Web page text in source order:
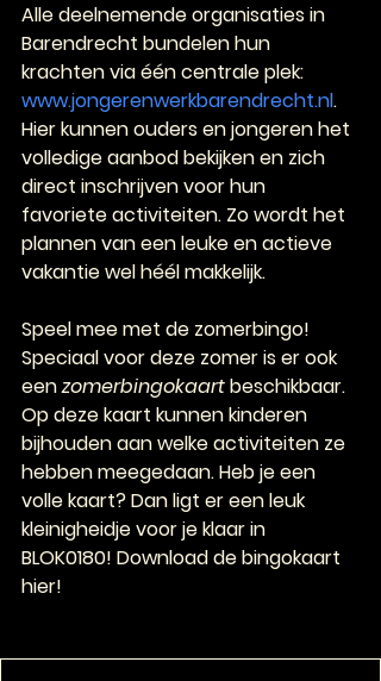
Alle deelnemende organisaties in
Barendrecht bundelen hun
krachten via één centrale plek:
www.jongerenwerkbarendrecht.nl.
Hier kunnen ouders en jongeren het
volledige aanbod bekijken en zich
direct inschrijven voor hun
favoriete activiteiten. Zo wordt het
plannen van een leuke en actieve
vakantie wel héél makkelijk.
Speel mee met de zomerbingo!
Speciaal voor deze zomer is er ook
een zomerbingokaart beschikbaar.
Op deze kaart kunnen kinderen
bijhouden aan welke activiteiten ze
hebben meegedaan. Heb je een
volle kaart? Dan ligt er een leuk
kleinigheidje voor je klaar in
BLOK0180! Download de bingokaart
hier!